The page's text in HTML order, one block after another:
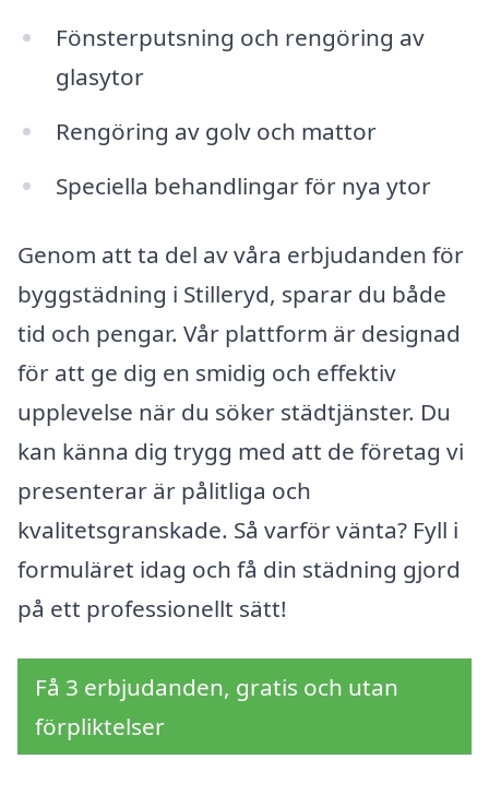
Fönsterputsning och rengöring av
glasytor
Rengöring av golv och mattor
Speciella behandlingar för nya ytor
Genom att ta del av våra erbjudanden för
byggstädning i Stilleryd, sparar du både
tid och pengar. Vår plattform är designad
för att ge dig en smidig och effektiv
upplevelse när du söker städtjänster. Du
kan känna dig trygg med att de företag vi
presenterar är pålitliga och
kvalitetsgranskade. Så varför vänta? Fyll i
formuläret idag och få din städning gjord
på ett professionellt sätt!
Få 3 erbjudanden, gratis och utan
förpliktelser